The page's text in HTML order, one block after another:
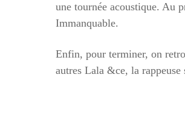
une tournée acoustique. Au
Immanquable.
Enfin, pour terminer, on
autres Lala &ce, la